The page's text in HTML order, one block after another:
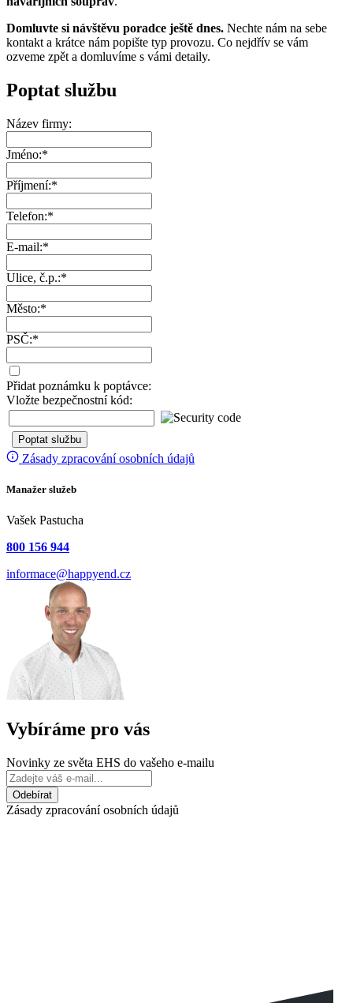
Domluvte si návštěvu poradce ještě dnes. Nechte nám na sebe
kontakt a krátce nám popište typ provozu. Co nejdřív se vám
ozveme zpět a domluvíme s vámi detaily.
Poptat službu
Název firmy:
Jméno:*
Příjmení:*
Telefon:*
E-mail:*
Ulice, č.p.:*
Město:*
PSČ:*
Přidat poznámku k poptávce:
Vložte bezpečnostní kód:
Zásady zpracování osobních údajů
Manažer služeb
Vašek Pastucha
800 156 944
informace@happyend.cz
Vybíráme pro vás
Novinky ze světa EHS do vašeho e-mailu
Zásady zpracování osobních údajů